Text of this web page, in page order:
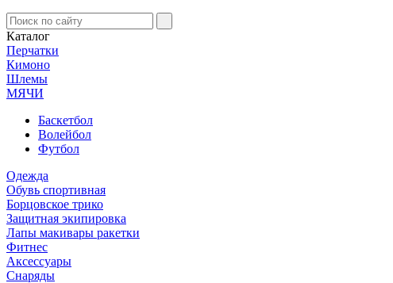
Каталог
Перчатки
Кимоно
Шлемы
МЯЧИ
Баскетбол
Волейбол
Футбол
Одежда
Обувь спортивная
Борцовское трико
Защитная экипировка
Лапы макивары ракетки
Фитнес
Аксессуары
Снаряды